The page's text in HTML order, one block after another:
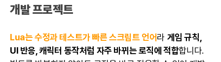
개발 프로젝트
Lua는 수정과 테스트가 빠른 스크립트 언어라 게임 규칙,
UI 반응, 캐릭터 동작처럼 자주 바뀌는 로직에 적합합니다.